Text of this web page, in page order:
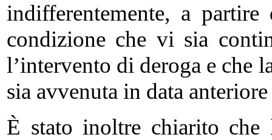
indifferentemente, a
condizione che vi sia
l’intervento di deroga e che
sia avvenuta in data
È stato inoltre chiarito che